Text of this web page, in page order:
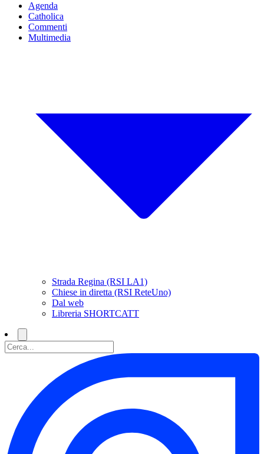
Agenda
Catholica
Commenti
Multimedia
Strada Regina (RSI LA1)
Chiese in diretta (RSI ReteUno)
Dal web
Libreria SHORTCATT